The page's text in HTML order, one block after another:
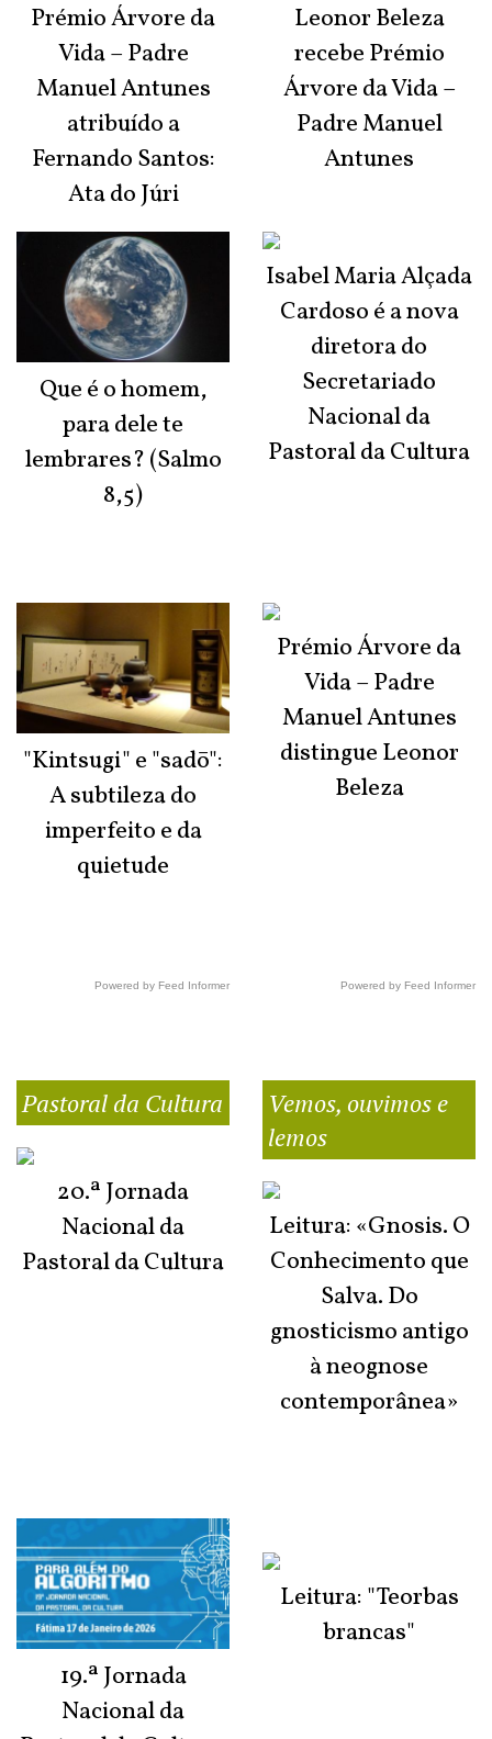
Prémio Árvore da
Vida – Padre
Manuel Antunes
atribuído a
Fernando Santos:
Ata do Júri
Que é o homem,
para dele te
lembrares? (Salmo
8,5)
"Kintsugi" e "sadō":
A subtileza do
imperfeito e da
quietude
Powered by Feed Informer
Leonor Beleza
recebe Prémio
Árvore da Vida –
Padre Manuel
Antunes
Isabel Maria Alçada
Cardoso é a nova
diretora do
Secretariado
Nacional da
Pastoral da Cultura
Prémio Árvore da
Vida – Padre
Manuel Antunes
distingue Leonor
Beleza
Powered by Feed Informer
Pastoral da Cultura
20.ª Jornada
Nacional da
Pastoral da Cultura
19.ª Jornada
Nacional da
Vemos, ouvimos e
lemos
Leitura: «Gnosis. O
Conhecimento que
Salva. Do
gnosticismo antigo
à neognose
contemporânea»
Leitura: "Teorbas
brancas"